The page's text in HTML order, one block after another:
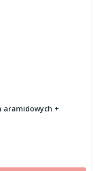
aramidowych +